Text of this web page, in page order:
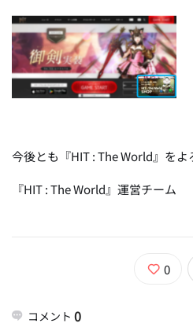
今後とも『HIT : The World』をよ
『HIT : The World』運営チーム
0
コメント 0